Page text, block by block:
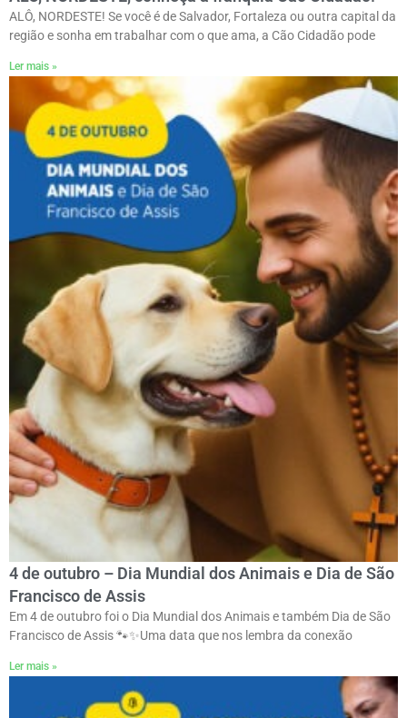
ALÔ, NORDESTE! Se você é de Salvador, Fortaleza ou outra capital da
região e sonha em trabalhar com o que ama, a Cão Cidadão pode
Ler mais »
4 de outubro – Dia Mundial dos Animais e Dia de São
Francisco de Assis
Em 4 de outubro foi o Dia Mundial dos Animais e também Dia de São
Francisco de Assis 🐾✨ㅤUma data que nos lembra da conexão
Ler mais »